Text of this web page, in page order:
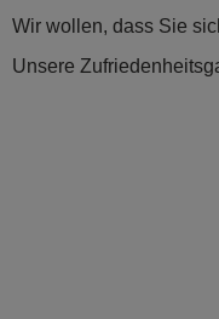
Wir wollen, dass Sie
Unsere